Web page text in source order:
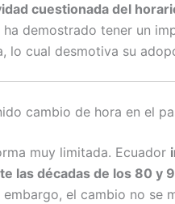
cuestionada del
ha demostrado tener un
lo cual desmotiva su
cambio de hora en el
muy limitada. Ecuador
las décadas de los 80 y
embargo, el cambio no se